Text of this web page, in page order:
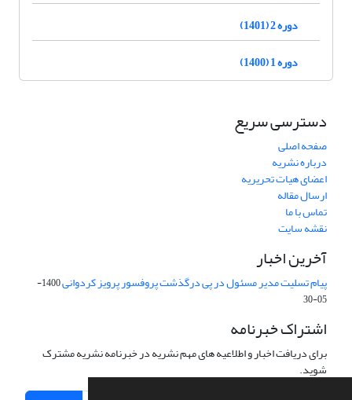
دوره 2 (1401)
دوره 1 (1400)
دسترسی سریع
صفحه اصلی
درباره نشریه
اعضای هیات تحریریه
ارسال مقاله
تماس با ما
نقشه سایت
آخرین اخبار
پیام تسلیت مدیر مسئول در پی درگذشت پروفسور پرویز کردوانی
1400-
05-30
اشتراک خبرنامه
برای دریافت اخبار و اطلاعیه های مهم نشریه در خبرنامه نشریه مشترک
شوید.